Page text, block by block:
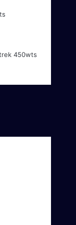
450wts